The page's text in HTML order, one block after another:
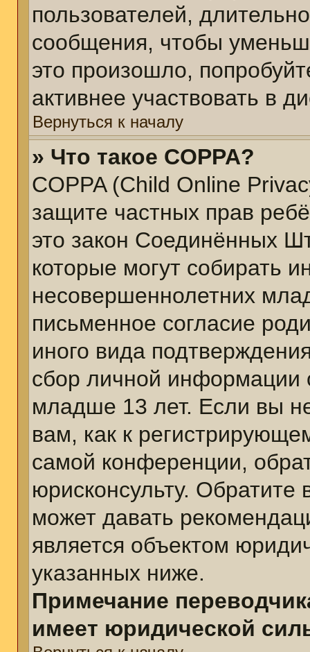
пользователей,
сообщения, чтобы
это произошло,
активнее участвовать в
Вернуться к началу
» Что такое COPPA?
COPPA (Child Online
защите частных прав
это закон Соединённых
которые могут собирать
несовершеннолетних
письменное согласие
иного вида
сбор личной информации
младше 13 лет. Если вы
вам, как к
самой конференции,
юрисконсульту.
может давать
является объектом
указанных ниже.
Примечание
имеет юридической